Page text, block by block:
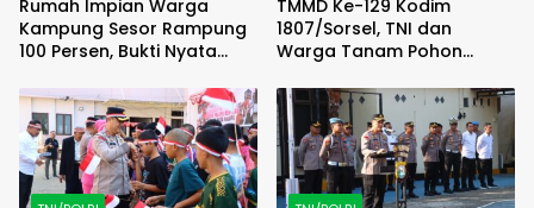
Rumah Impian Warga
Kampung Sesor Rampung
100 Persen, Bukti Nyata
1807/Sorsel
TMMD Ke-129 Kodim
1807/Sorsel, TNI dan
Warga Tanam Pohon
Kampung Sesor